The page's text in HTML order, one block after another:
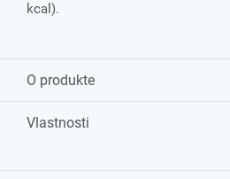
kcal).
O produkte
Vlastnosti